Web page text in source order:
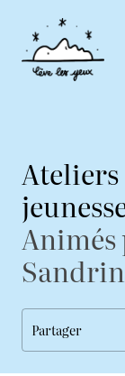
Animés
Partager